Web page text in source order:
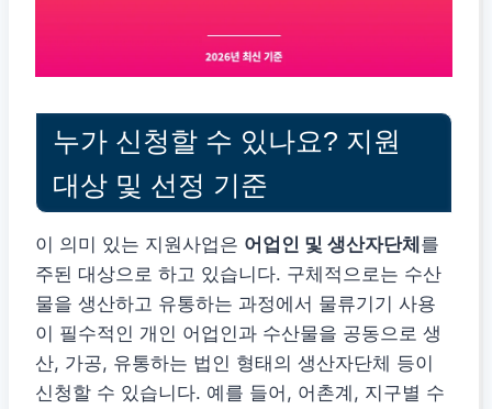
누가 신청할 수 있나요? 지원
대상 및 선정 기준
이 의미 있는 지원사업은 어업인 및 생산자단체를
주된 대상으로 하고 있습니다. 구체적으로는 수산
물을 생산하고 유통하는 과정에서 물류기기 사용
이 필수적인 개인 어업인과 수산물을 공동으로 생
산, 가공, 유통하는 법인 형태의 생산자단체 등이
신청할 수 있습니다. 예를 들어, 어촌계, 지구별 수